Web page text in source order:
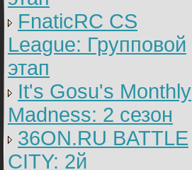
FnaticRC CS
League: Групповой
этап
It's Gosu's Monthly
Madness: 2 сезон
36ON.RU BATTLE
CITY: 2й